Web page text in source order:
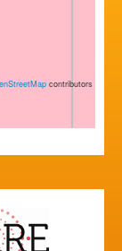
contributors